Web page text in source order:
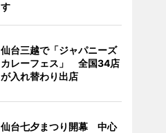
す
仙台三越で「ジャパニーズ
カレーフェス」 全国34店
が入れ替わり出店
仙台七夕まつり開幕 中心